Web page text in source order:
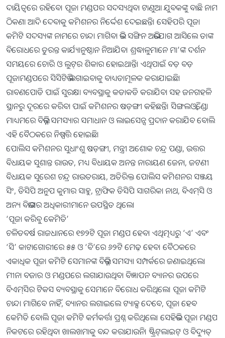
ଦାୟିତ୍ୱରେ ରହିବେ। ପୂଜା ମଣ୍ଡପର ସଦସ୍ୟଥିବା ଟାଣୁଆ ଯୁବକଙ୍କୁ ବାଛି ନାମ
ଠିକଣା ଆଦି ଦେବାକୁ କମିଶନର ନିର୍ଦ୍ଦେଶ ଦେଇଛନ୍ତି। ସେହିପରି ପୂଜା
କମିଟି ସଦସ୍ୟଙ୍କ ନାମରେ ଚାନ୍ଦା ମାଗିବା ଭଳି ସଙ୍ଗିନ ଅଭିଯୋଗ ଆସିଲେ ତାଙ୍କ
ବିରୋଧରେ ତୁରନ୍ତ କାର୍ଯ୍ୟାନୁଷ୍ଠାନ ନିଆଯିବ। ଶ୍ରଦ୍ଧାଳୁମାନେ ମା’ଙ୍କ ଦର୍ଶନ
ସମୟରେ ଚୋରି ଓ ଲୁଟ୍‌ର ଶିକାର ହୋଇଥାନ୍ତି। ଏଥିପାଇଁ ବଡ଼ ବଡ଼
ପୂଜାମଣ୍ଡପରେ ସିସିଟିଭି ଲଗାଇବାକୁ ବାଧ୍ୟତାମୂଳକ କରାଯାଇଛି।
ରାବଣପୋଡି ପାଇଁ ସୁରକ୍ଷା ବ୍ୟବସ୍ଥାକୁ କଡାକଡି କରାଯିବା ସହ ଜନଗହଳି
ସ୍ଥାନରୁ ଦୂରରେ କରିବା ପାଇଁ କମିଶନର ଷଡ଼ଙ୍ଗୀ କହିଛନ୍ତି। ସିଙ୍ଗଲଓ୍ବିଣ୍ଡୋ
ମାଧ୍ୟମରେ ବିଭିନ୍ନ ସମସ୍ୟାର ସମାଧାନ ଓ ଲାଇସେନ୍ସ ପ୍ରଦାନ କରାଯିବ ବୋଲି
ଏହି ବୈଠକରେ ନିଷ୍ପତ୍ତି ହୋଇଛି।
ପୋଲିସ କମିଶନର ସୁଧାଂଶୁ ଷଡ଼ଙ୍ଗୀ, ମନ୍ତ୍ରୀ ଅଶୋକ ଚନ୍ଦ୍ର ପଣ୍ଡା, ଉତ୍ତର
ବିଧାୟକ ସୁଶାନ୍ତ ରାଉତ, ମଧ୍ୟ ବିଧାୟକ ଅନନ୍ତ ନାରାୟଣ ଜେନା, ଜଟଣୀ
ବିଧାୟକ ସୁରେଶ ଚନ୍ଦ୍ର ରାଉତରାୟ, ଅତିରିକ୍ତ ପୋଲିସ କମିଶନର ସଞ୍ଜୟ
ସିଂ, ଡିସିପି ଅନୁପ କୁମାର ସାହୁ, ଟ୍ରାଫିକ ଡିସିପି ସାଗରିକା ନାଥ, ବିଏମ୍‌ସି ଓ
ଅନ୍ୟ ବିଭାଗର ଅଧିକାରୀମାନେ ଉପସ୍ଥିତ ଥିଲେ।
‘ପୂଜା କରିବୁ କେମିତି’
ଚଳିତବର୍ଷ ରାଜଧାନରେ ୧୭୨ଟି ପୂଜା ମଣ୍ଡପ ହେବ। ଏଥିତ୍ମଧ୍ୟରୁ ‘ଏ’ ଏବଂ
‘ସି’ କାଟାଗୋରୀରେ ୫୫ ଓ ‘ବି’ରେ ୬୨ଟି ମେଢ଼ ହେବ। ବୈଠକରେ
ଏକାଧିକ ପୂଜା କମିଟି ସେମାନଙ୍କ ବିଭିନ୍ନ ସମସ୍ୟା ସମ୍ପର୍କରେ ଜଣାଇଥିଲେ।
ମୀନା ବଜାର ଓ ମଣ୍ଡପରେ ଲଗାଯାଉଥିବା ବିଜ୍ଞାପନ ବ୍ୟାନର ଉପରେ
ବିଏମ୍‌ସିର ଟିକସ ବ୍ୟବସ୍ଥାକୁ ସେମାନେ ବିରୋଧ କରିଥିଲେ। ପୂଜା କମିଟି
ଚାନ୍ଦା ମାଗିବେ ନାହିଁ, ବ୍ୟାନର ଲଗାଇଲେ ଟ୍ୟାକ୍ସ ଦେବେ, ପୂଜା ହେବ
କେମିତି ବୋଲି ପୂଜା କମିଟି କର୍ମକର୍ତ୍ତା ପ୍ରଶ୍ନ କରିଥିଲେ। ସେହିଭଳି ପୂଜା ମଣ୍ଡପ
ନିକଟରେ ରହିଥିବା ଖାଲଖମାକୁ ବନ୍ଦ କରାଯାଉନି। ଷ୍ଟ୍ରିଟ୍‌ଲାଇଟ୍‌ ଓ ବିଦ୍ୟୁତ୍‌